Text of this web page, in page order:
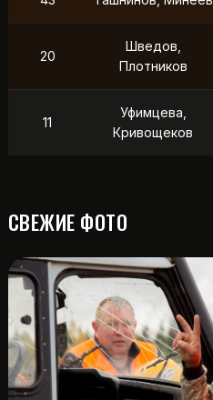
20
Шведов,
Плотников
11
Уфимцева,
Кривощеков
СВЕЖИЕ ФОТО